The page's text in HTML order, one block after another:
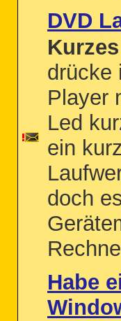
DVD
Kurzes
drücke
Player
Led
ein
doch
Habe